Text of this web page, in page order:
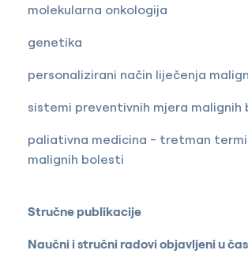
molekularna onkologija
genetika
personalizirani način liječenja
sistemi preventivnih mjera malignih
paliativna medicina - tretman
malignih bolesti
Stručne publikacije
Naučni i stručni radovi objavljeni u